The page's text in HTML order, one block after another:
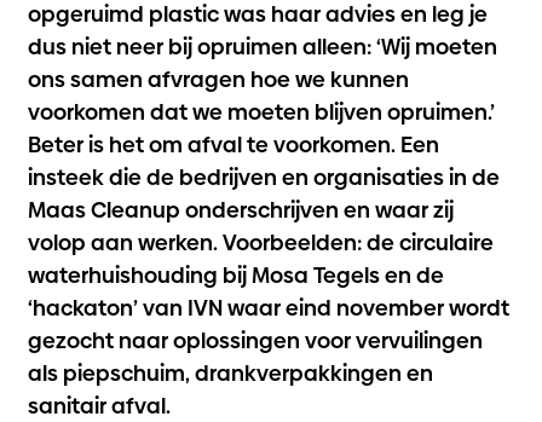
opgeruimd plastic was haar advies en leg je
dus niet neer bij opruimen alleen: ‘Wij moeten
ons samen afvragen hoe we kunnen
voorkomen dat we moeten blijven opruimen.’
Beter is het om afval te voorkomen. Een
insteek die de bedrijven en organisaties in de
Maas Cleanup onderschrijven en waar zij
volop aan werken. Voorbeelden: de circulaire
waterhuishouding bij Mosa Tegels en de
‘hackaton’ van IVN waar eind november wordt
gezocht naar oplossingen voor vervuilingen
als piepschuim, drankverpakkingen en
sanitair afval.